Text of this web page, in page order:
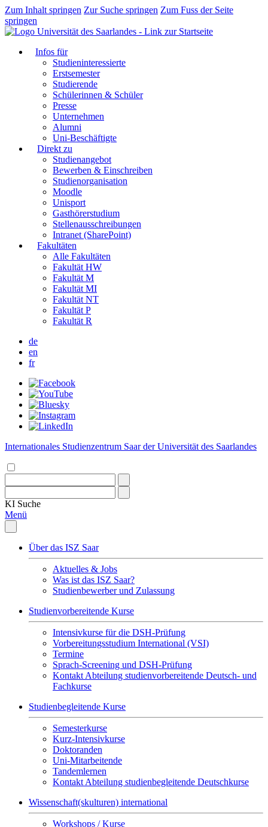
Zum Inhalt springen Zur Suche springen Zum Fuss der Seite
springen
Infos für
Studieninteressierte
Erstsemester
Studierende
Schülerinnen & Schüler
Presse
Unternehmen
Alumni
Uni-Beschäftigte
Direkt zu
Studienangebot
Bewerben & Einschreiben
Studienorganisation
Moodle
Unisport
Gasthörerstudium
Stellenausschreibungen
Intranet (SharePoint)
Fakultäten
Alle Fakultäten
Fakultät HW
Fakultät M
Fakultät MI
Fakultät NT
Fakultät P
Fakultät R
de
en
fr
Internationales Studienzentrum Saar der Universität des Saarlandes
KI Suche
Menü
Über das ISZ Saar
Aktuelles & Jobs
Was ist das ISZ Saar?
Studienbewerber und Zulassung
Studienvorbereitende Kurse
Intensivkurse für die DSH-Prüfung
Vorbereitungsstudium International (VSI)
Termine
Sprach-Screening und DSH-Prüfung
Kontakt Abteilung studienvorbereitende Deutsch- und
Fachkurse
Studienbegleitende Kurse
Semesterkurse
Kurz-Intensivkurse
Doktoranden
Uni-Mitarbeitende
Tandemlernen
Kontakt Abteilung studienbegleitende Deutschkurse
Wissenschaft(skulturen) international
Workshops / Kurse